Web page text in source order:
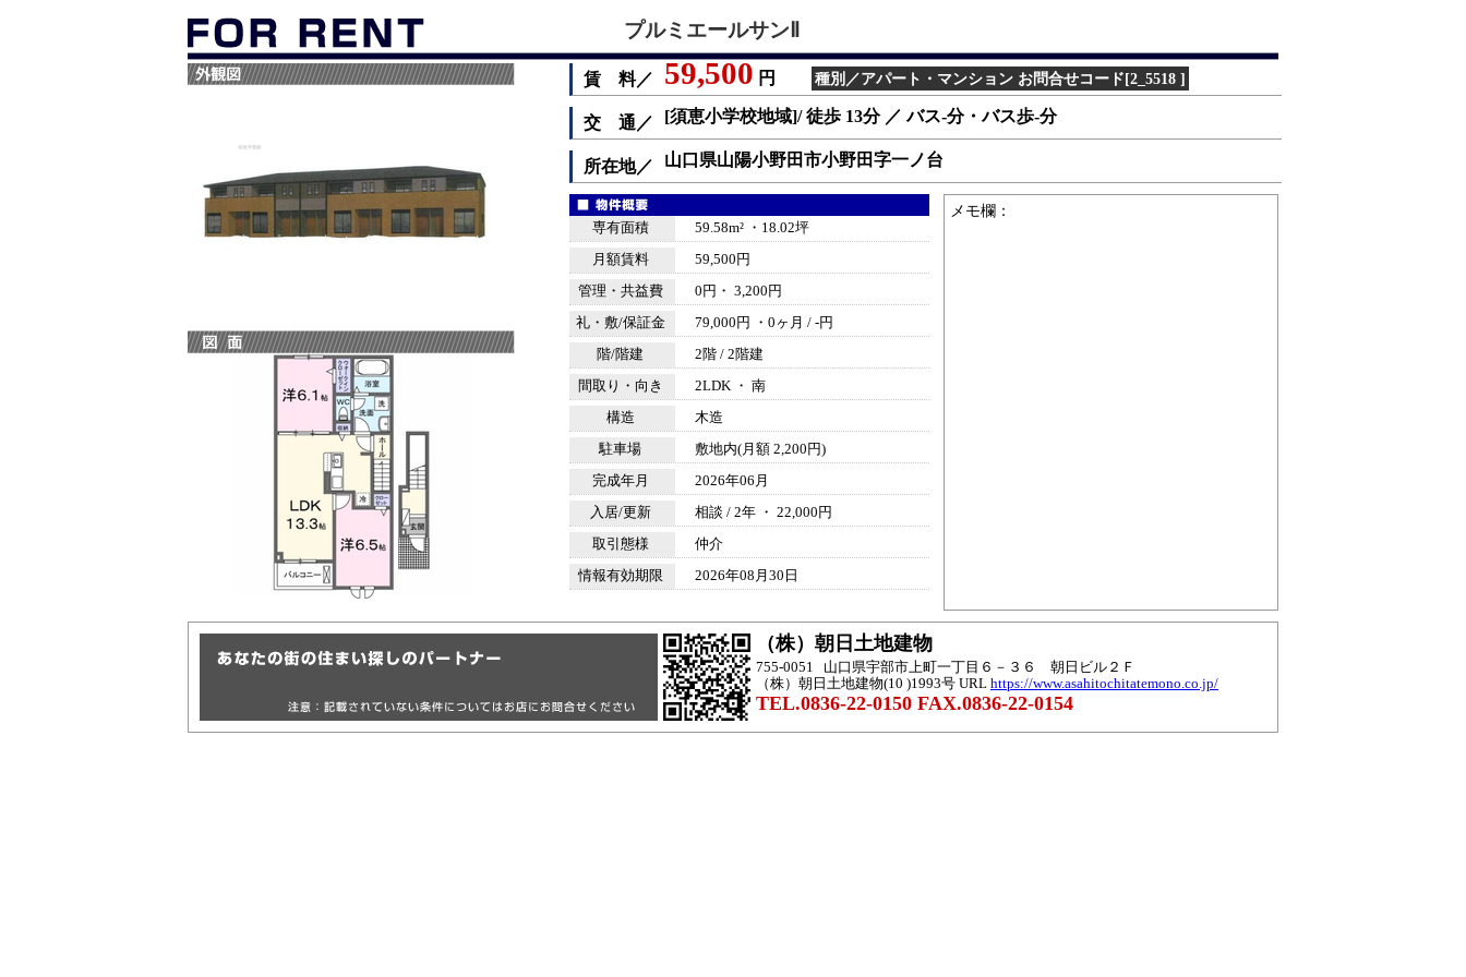
プルミエールサンⅡ
賃 料／ 59,500 円 種別／アパート・マンション お問合せコード[2_5518 ]
交 通／ [須恵小学校地域]/ 徒歩 13分 ／ バス-分・バス歩-分
所在地／ 山口県山陽小野田市小野田字一ノ台
専有面積 59.58m² ・18.02坪
月額賃料 59,500円
管理・共益費 0円・ 3,200円
礼・敷/保証金 79,000円 ・0ヶ月 / -円
階/階建 2階 / 2階建
間取り・向き 2LDK ・ 南
構造 木造
駐車場 敷地内(月額 2,200円)
完成年月 2026年06月
入居/更新 相談 / 2年 ・ 22,000円
取引態様 仲介
情報有効期限 2026年08月30日
メモ欄：
（株）朝日土地建物
755-0051 山口県宇部市上町一丁目６－３６ 朝日ビル２Ｆ
（株）朝日土地建物(10 )1993号 URL https://www.asahitochitatemono.co.jp/
TEL.0836-22-0150 FAX.0836-22-0154